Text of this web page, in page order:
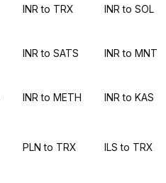
INR to TRX INR to SOL
INR to SATS INR to MNT
INR to METH INR to KAS
PLN to TRX ILS to TRX